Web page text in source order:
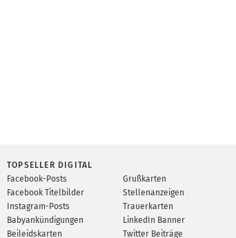
TOPSELLER DIGITAL
Facebook-Posts
Facebook Titelbilder
Instagram-Posts
Babyankündigungen
Beileidskarten
Grußkarten
Stellenanzeigen
Trauerkarten
LinkedIn Banner
Twitter Beiträge